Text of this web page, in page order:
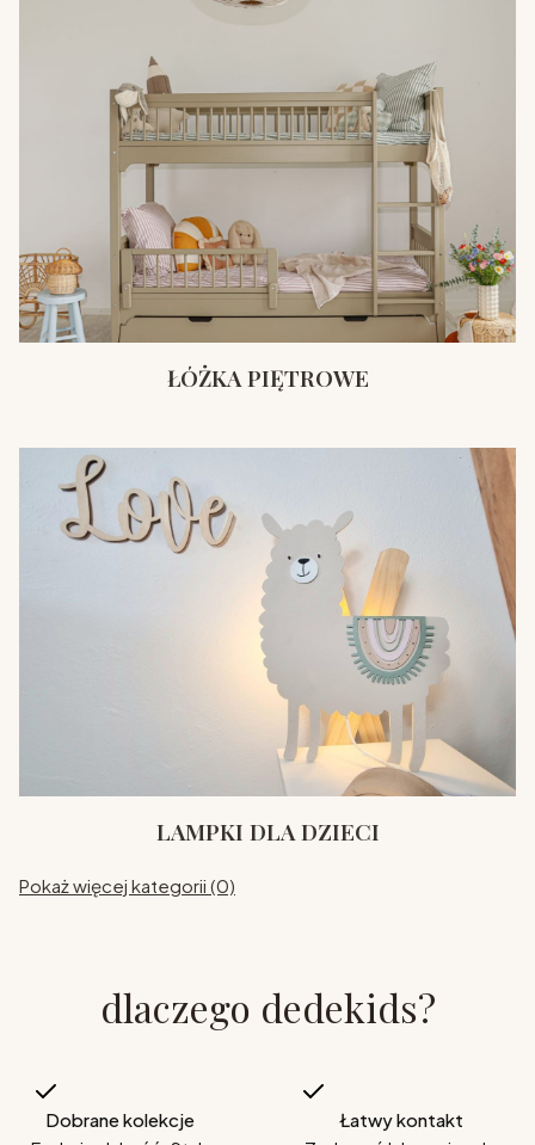
ŁÓŻKA PIĘTROWE
LAMPKI DLA DZIECI
Pokaż więcej kategorii (0)
dlaczego dedekids?
Dobrane kolekcje
Łatwy kontakt